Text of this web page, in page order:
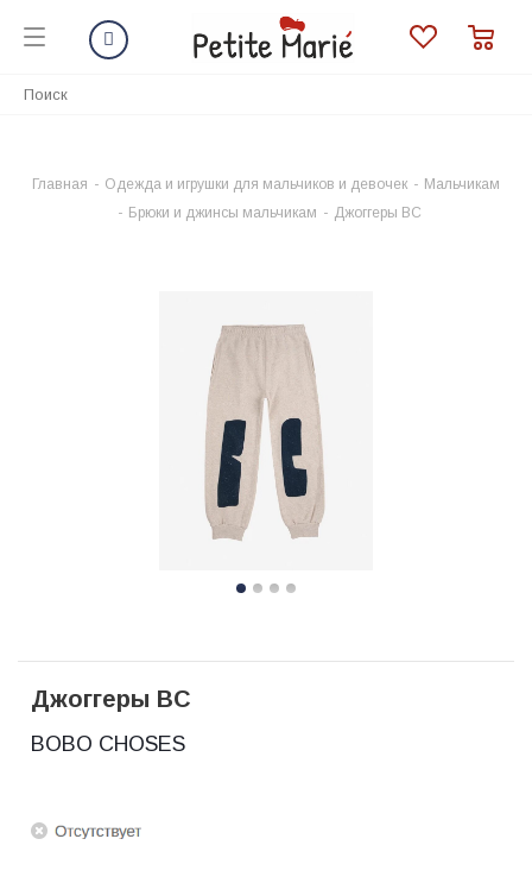
Главная - Одежда и игрушки для мальчиков и девочек - Мальчикам
- Брюки и джинсы мальчикам - Джоггеры BC
Джоггеры BC
BOBO CHOSES